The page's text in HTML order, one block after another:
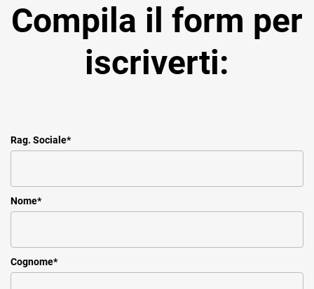
Compila il form per
iscriverti:
Rag. Sociale*
Nome*
Cognome*